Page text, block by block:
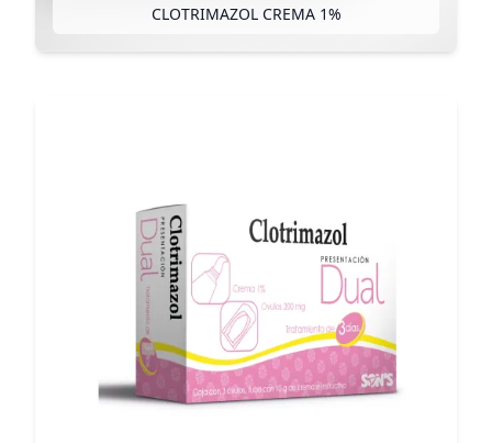
CLOTRIMAZOL CREMA 1%